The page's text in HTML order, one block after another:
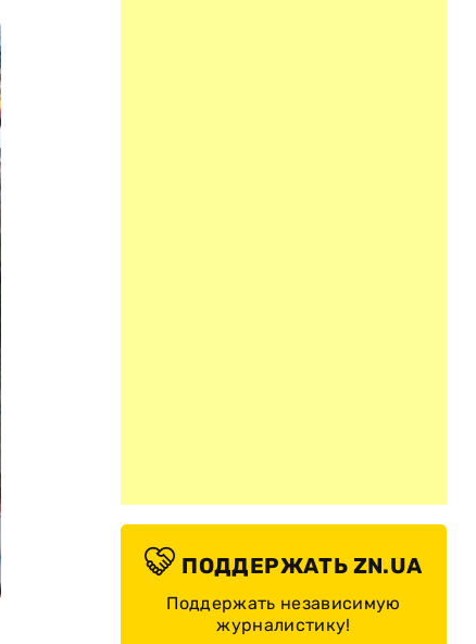
ПОДДЕРЖАТЬ ZN.UA
Поддержать независимую
журналистику!